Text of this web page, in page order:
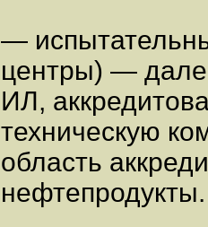
—
центры) —
ИЛ,
техническую
область
нефтепродукты.